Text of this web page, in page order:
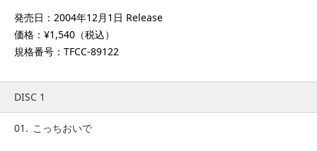
発売日：2004年12月1日 Release
価格：¥1,540（税込）
規格番号：TFCC-89122
DISC 1
01. こっちおいで